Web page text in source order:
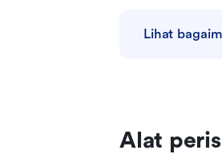
Lihat
Alat